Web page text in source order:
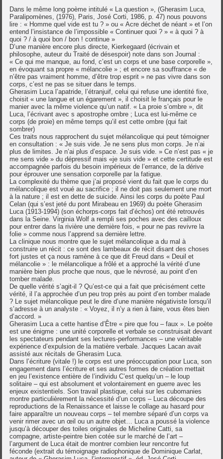
Dans le même long poème intitulé « La question », (Gherasim Luca,
Paralipomènes, (1976), Paris, José Corti, 1986, p. 47) nous pouvons
lire : « Homme quel vide est tu ? » ou « Acre déchet de néant » et l’on
entend l’insistance de l’impossible « Continuer quoi ? » « à quoi ? à
quoi ? / à quoi bon / bon ! continue »
D’une manière encore plus directe, Kierkegaard (écrivain et
philosophe, auteur du Traité de désespoir) note dans son Journal :
« Ce qui me manque, au fond, c’est un corps et une base corporelle »,
en évoquant sa propre « mélancolie » ; et encore sa souffrance « de
n’être pas vraiment homme, d’être trop esprit » ne pas vivre dans son
corps, c’est ne pas se situer dans le temps.
Gherasim Luca l’apatride, l’étranjuif, celui qui refuse une identité fixe,
choisit « une langue et un égarement », il choisit le français pour le
manier avec la même violence qu’un natif. « La proie s’ombre », dit
Luca, l’écrivant avec s apostrophe ombre ; Luca est lui-même ce
corps (de proie) en même temps qu’il est cette ombre (qui fait
sombrer)
Ces traits nous rapprochent du sujet mélancolique qui peut témoigner
en consultation : « Je suis vide. Je ne sens plus mon corps. Je n’ai
plus de limites. Je n’ai plus d’espace. Je suis vide. » Ce n’est pas « je
me sens vide » du dépressif mais «je suis vide » et cette certitude est
accompagnée parfois du besoin impérieux de l’errance, de la dérive
pour éprouver une sensation corporelle par la fatigue.
La complexité du thème que j’ai proposé vient du fait que le corps du
mélancolique est voué au sacrifice ; il ne doit pas seulement une mort
à la nature ; il est en dette de suicide. Ainsi les corps du poète Paul
Celan (qui s’est jeté du pont Mirabeau en 1969) du poète Gherasim
Luca (1913-1994) (son échorps-corps fait d’échos) ont été retrouvés
dans la Seine. Virginia Wolf a rempli ses poches avec des cailloux
pour entrer dans la rivière une dernière fois, « pour ne pas revivre la
folie » comme nous l’apprend sa dernière lettre.
La clinique nous montre que le sujet mélancolique a du mal à
construire un récit : ce sont des lambeaux de récit disant des choses
fort justes et ça nous ramène à ce que dit Freud dans « Deuil et
mélancolie » : le mélancolique a frôlé et a approché la vérité d’une
manière bien plus proche que nous, que le névrosé, au point d’en
tomber malade.
De quelle vérité s’agit-il ? Qu’est-ce qui a fait que précisément cette
vérité, il l’a approchée d’un peu trop près au point d’en tomber malade
? Le sujet mélancolique peut le dire d’une manière négativiste lorsqu’il
s’adresse à un analyste : « Voyez, il n’y a rien à faire, vous êtes bien
d’accord. »
Gherasim Luca a cette hantise d’Être « pire que fou – faux ». Le poète
est une énigme : une unité corporelle et verbale se construisait devant
les spectateurs pendant ses lectures-performances – une véritable
expérience d’expulsion de la matière verbale. Jacques Lacan avait
assisté aux récitals de Gherasim Luca.
Dans l’écriture (vitale !) le corps est une préoccupation pour Luca, son
engagement dans l’écriture et ses autres formes de création mettait
en jeu l’existence entière de l’individu C’est quelqu’un – le loup
solitaire – qui est absolument et volontairement en guerre avec les
enjeux existentiels. Son travail plastique, celui sur les cubomanies
montre particulièrement la nécessité d’un corps – Luca découpe des
reproductions de la Renaissance et laisse le collage au hasard pour
faire apparaître un nouveau corps – tel membre séparé d’un corps va
venir rimer avec un œil ou un autre objet… Luca a poussé la violence
jusqu’à découper des toiles originales de Micheline Catti, sa
compagne, artiste-peintre bien cotée sur le marché de l’art –
l’argument de Luca était de montrer combien leur rencontre fut
féconde (extrait du témoignage radiophonique de Dominique Carlat,